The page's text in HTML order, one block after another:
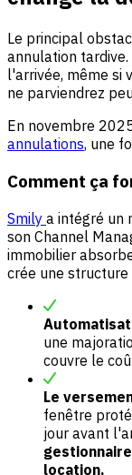
Le principal
annulation
l'arrivée, même si
ne parviendrez
En novembre
annulations, une
Comment ça
Smily a intégré un
son Channel
immobilier
crée une
une
couvre le
Le
fenêtre
jour avant
location.